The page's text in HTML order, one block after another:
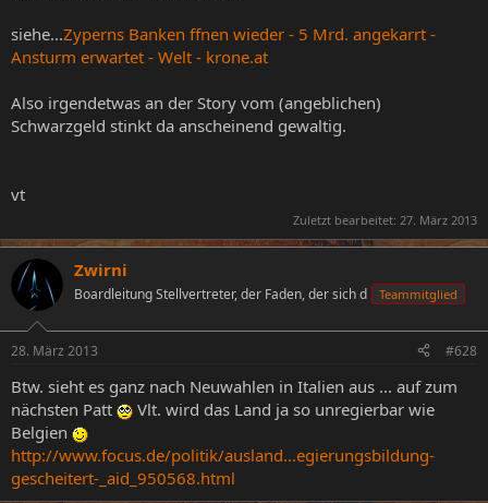
siehe...Zyperns Banken ffnen wieder - 5 Mrd. angekarrt -
Ansturm erwartet - Welt - krone.at
Also irgendetwas an der Story vom (angeblichen)
Schwarzgeld stinkt da anscheinend gewaltig.
vt
Zuletzt bearbeitet: 27. März 2013
Zwirni
Boardleitung Stellvertreter, der Faden, der sich d Teammitglied
28. März 2013 #628
Btw. sieht es ganz nach Neuwahlen in Italien aus ... auf zum
nächsten Patt
Vlt. wird das Land ja so unregierbar wie
Belgien
http://www.focus.de/politik/ausland...egierungsbildung-
gescheitert-_aid_950568.html